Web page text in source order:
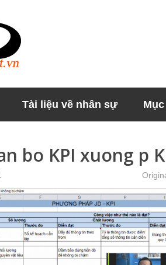
Tài liệu về nhân sự
bo KPI xuong p